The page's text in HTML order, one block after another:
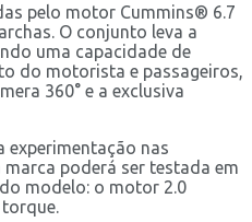
pelo motor Cummins® 6.7
O conjunto leva a
uma capacidade de
do motorista e passageiros,
360° e a exclusiva
experimentação nas
poderá ser testada em
modelo: o motor 2.0